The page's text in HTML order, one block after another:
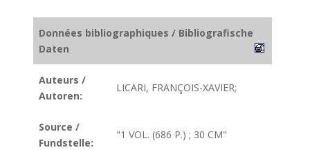
Données bibliographiques / Bibliografische
Daten
Auteurs /
Autoren:
LICARI, FRANÇOIS-XAVIER;
Source /
Fundstelle:
"1 VOL. (686 P.) ; 30 CM"